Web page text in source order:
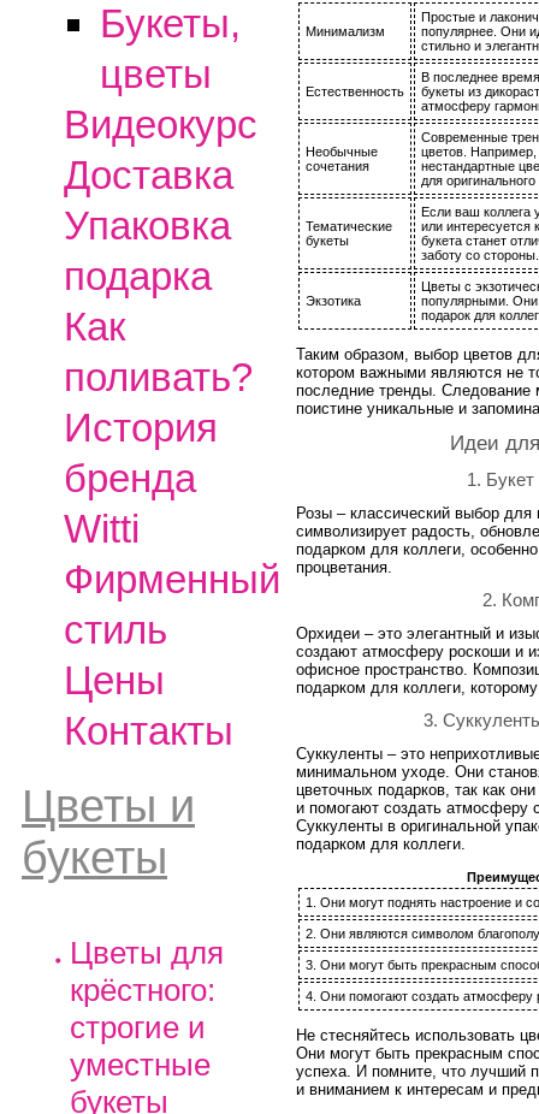
Букеты,
цветы
Видеокурс
Доставка
Упаковка
подарка
Как
поливать?
История
бренда
Witti
Фирменный
стиль
Цены
Контакты
Цветы и
букеты
Цветы для
крёстного:
строгие и
уместные
букеты
Минимализм
Простые и
популярнее. Они
стильно и
Естественность
В последнее
букеты из
атмосферу
Необычные
сочетания
Современные
цветов. Например,
нестандартные
для
Тематические
букеты
Если ваш коллега
или интересуется
букета станет
заботу со стороны.
Экзотика
Цветы с
популярными. Они
подарок для
Таким образом, выбор цветов
котором важными являются не
последние тренды. Следование
поистине уникальные и
Идеи для
1.
Розы – классический выбор для
символизирует радость,
подарком для коллеги,
процветания.
2.
Орхидеи – это элегантный и
создают атмосферу роскоши и
офисное пространство.
подарком для коллеги,
3.
Суккуленты – это
минимальном уходе. Они
цветочных подарков, так как
и помогают создать атмосферу
Суккуленты в оригинальной
подарком для коллеги.
1. Они могут поднять настроение и
2. Они являются символом
3. Они могут быть прекрасным
4. Они помогают создать атмосферу
Не стесняйтесь использовать
Они могут быть прекрасным
успеха. И помните, что лучший
и вниманием к интересам и